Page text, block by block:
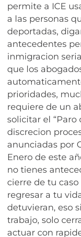
permite a ICE
a las personas
deportadas,
antecedentes
inmigracion
que los
prioridades,
requiere de un
solicitar el
discrecion
anunciadas por
Enero de este
no tienes
cierre de tu
regresar a tu
detuvieran, eso
trabajo, solo
actuar con